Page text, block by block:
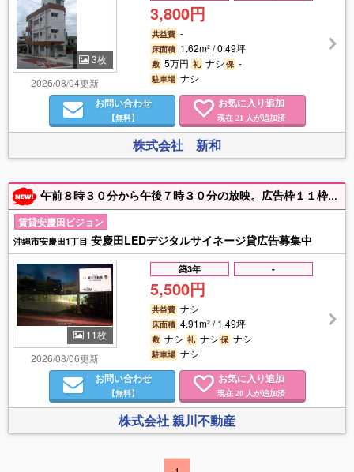
3枚
2026/08/04更新
3,800円
共益費 -
床面積 1.62m² / 0.49坪
敷 5万円 礼 ナシ保 -
駐車場 ナシ
お問い合わせ
【無料】
お気に入り追加
現在 21 人が追加済
株式会社 新和
午前８時３０分から午後７時３０分の放映。広告枠１１枠（１枠１５秒）。 画像データ及び動画データ持ち込みOK。LED画面のサイズ縦１，９２０ｍｍ×横２，５６０ｍｍ。 街頭LEDビジョンに広告を出しませんか？複数の画像や動画を使って会社の認知度及び集客アップに活用して頂ければと思います。詳しくは親川不動産までお問い合わせください。
賃貸安慶田ビジョン
沖縄市安慶田1丁目 安慶田LEDデジタルサイネージ貸広告募集中
11枚
2026/08/06更新
築3年 -
5,500円
共益費 ナシ
床面積 4.91m² / 1.49坪
敷 ナシ 礼 ナシ保 ナシ
駐車場 ナシ
お問い合わせ
【無料】
お気に入り追加
現在 20人が追加済
株式会社 親川不動産